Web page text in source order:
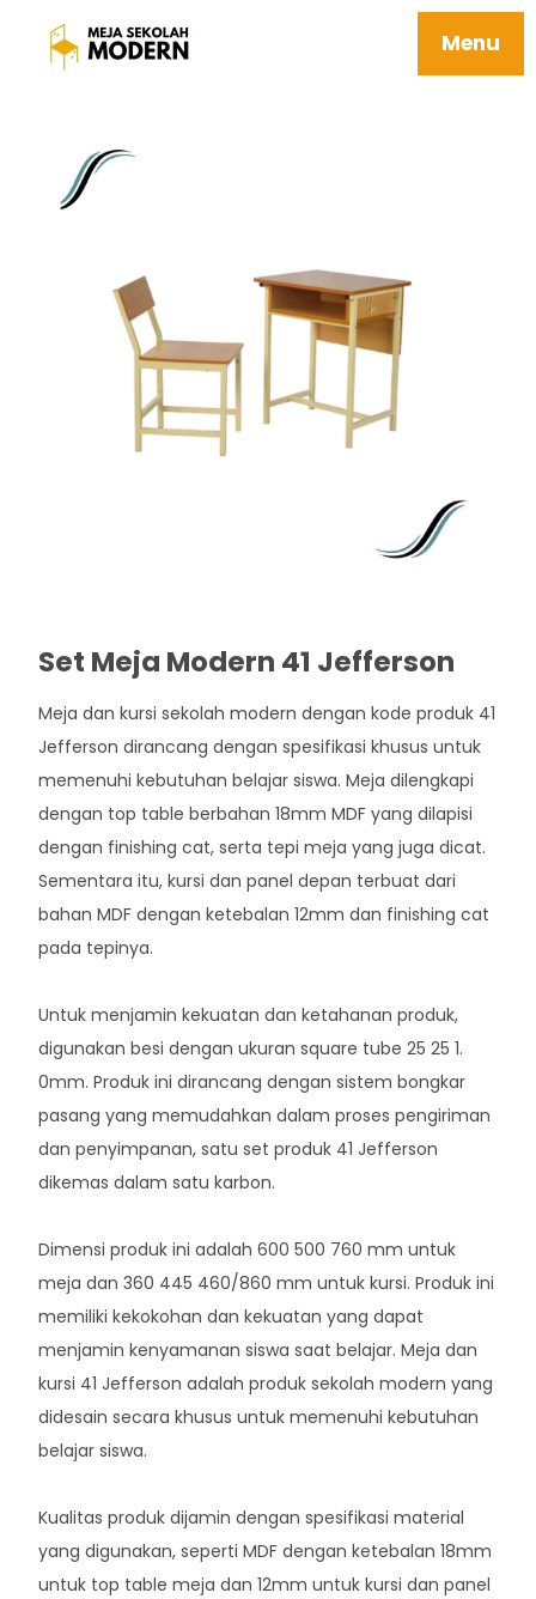
Menu
Meja Sekolah Mebel Tersedia Berbagai
Ukuran 41 Jefferson
Set Meja Modern 41 Jefferson
Meja dan kursi sekolah modern dengan kode produk 41
Jefferson dirancang dengan spesifikasi khusus untuk
memenuhi kebutuhan belajar siswa. Meja dilengkapi
dengan top table berbahan 18mm MDF yang dilapisi
dengan finishing cat, serta tepi meja yang juga dicat.
Sementara itu, kursi dan panel depan terbuat dari
bahan MDF dengan ketebalan 12mm dan finishing cat
pada tepinya.
Untuk menjamin kekuatan dan ketahanan produk,
digunakan besi dengan ukuran square tube 25 25 1.
0mm. Produk ini dirancang dengan sistem bongkar
pasang yang memudahkan dalam proses pengiriman
dan penyimpanan, satu set produk 41 Jefferson
dikemas dalam satu karbon.
Dimensi produk ini adalah 600 500 760 mm untuk
meja dan 360 445 460/860 mm untuk kursi. Produk ini
memiliki kekokohan dan kekuatan yang dapat
menjamin kenyamanan siswa saat belajar. Meja dan
kursi 41 Jefferson adalah produk sekolah modern yang
didesain secara khusus untuk memenuhi kebutuhan
belajar siswa.
Kualitas produk dijamin dengan spesifikasi material
yang digunakan, seperti MDF dengan ketebalan 18mm
untuk top table meja dan 12mm untuk kursi dan panel